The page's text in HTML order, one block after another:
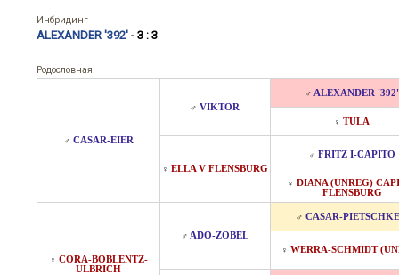
Инбридинг
ALEXANDER '392' - 3 : 3
Родословная
♂ CASAR-EIER
♂ VIKTOR
♂ ALEXANDER '392'
♀ TULA
♀ ELLA V FLENSBURG
♂ FRITZ I-CAPITO
♀ DIANA (UNREG)
FLENSBURG
♀ CORA-BOBLENTZ-
ULBRICH
♂ ADO-ZOBEL
♂ CASAR-
♀ WERRA-SCHMIDT